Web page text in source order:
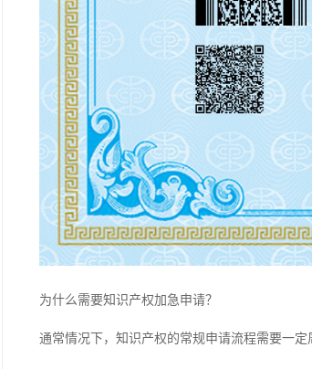
为什么需要知识产权加急申请？
通常情况下，知识产权的常规申请流程需要一